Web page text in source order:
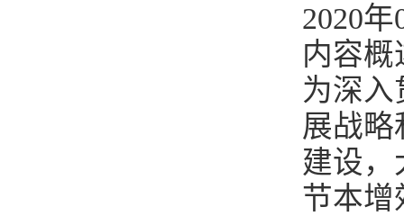
2020年
内容概
为深入
展战略
建设，
节本增